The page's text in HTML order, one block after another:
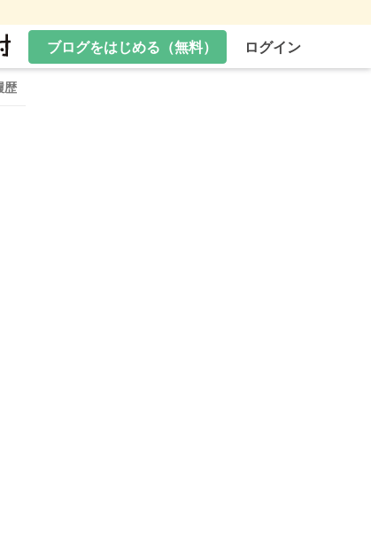
ブログをはじめる（無料）
ログイン
歴